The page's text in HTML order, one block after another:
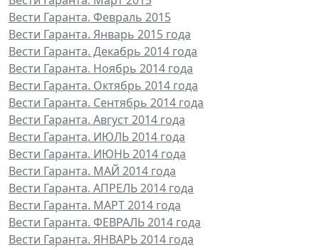
Вести Гаранта. Февраль 2015
Вести Гаранта. Январь 2015 года
Вести Гаранта. Декабрь 2014 года
Вести Гаранта. Ноябрь 2014 года
Вести Гаранта. Октябрь 2014 года
Вести Гаранта. Сентябрь 2014 года
Вести Гаранта. Август 2014 года
Вести Гаранта. ИЮЛЬ 2014 года
Вести Гаранта. ИЮНЬ 2014 года
Вести Гаранта. МАЙ 2014 года
Вести Гаранта. АПРЕЛЬ 2014 года
Вести Гаранта. МАРТ 2014 года
Вести Гаранта. ФЕВРАЛЬ 2014 года
Вести Гаранта. ЯНВАРЬ 2014 года